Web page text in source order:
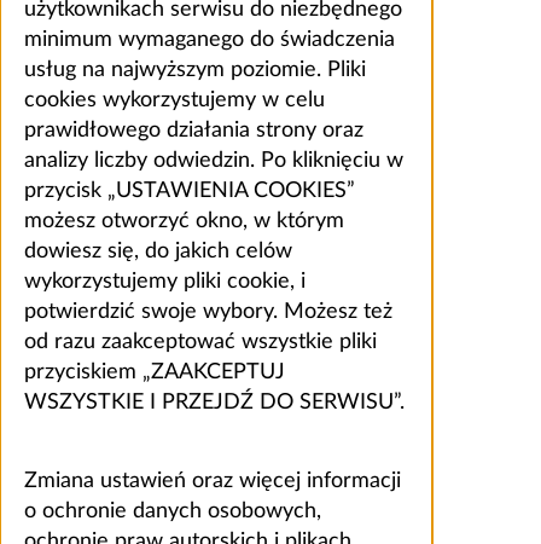
użytkownikach serwisu do niezbędnego
minimum wymaganego do świadczenia
usług na najwyższym poziomie. Pliki
cookies wykorzystujemy w celu
prawidłowego działania strony oraz
analizy liczby odwiedzin. Po kliknięciu w
przycisk „USTAWIENIA COOKIES”
możesz otworzyć okno, w którym
dowiesz się, do jakich celów
wykorzystujemy pliki cookie, i
potwierdzić swoje wybory. Możesz też
od razu zaakceptować wszystkie pliki
przyciskiem „ZAAKCEPTUJ
WSZYSTKIE I PRZEJDŹ DO SERWISU”.
Zmiana ustawień oraz więcej informacji
o ochronie danych osobowych,